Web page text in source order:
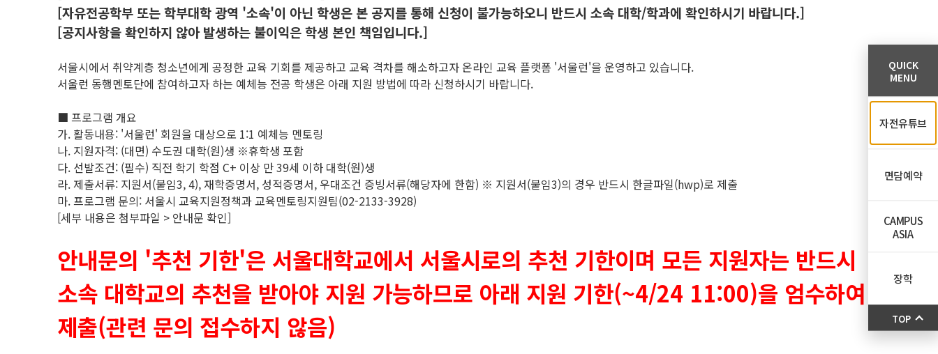
[자유전공학부 또는 학부대학 광역 '소속'이 아닌 학생은 본 공지를 통해 신청이 불가능하오니 반드시 소속 대학/학과에 확인하시기 바랍니다.]
[공지사항을 확인하지 않아 발생하는 불이익은 학생 본인 책임입니다.]
서울시에서 취약계층 청소년에게 공정한 교육 기회를 제공하고 교육 격차를 해소하고자 온라인 교육 플랫폼 '서울런'을 운영하고 있습니다.
서울런 동행멘토단에 참여하고자 하는 예체능 전공 학생은 아래 지원 방법에 따라 신청하시기 바랍니다.
■ 프로그램 개요
가. 활동내용: '서울런' 회원을 대상으로 1:1 예체능 멘토링
나. 지원자격: (대면) 수도권 대학(원)생 ※휴학생 포함
다. 선발조건: (필수) 직전 학기 학점 C+ 이상 만 39세 이하 대학(원)생
라. 제출서류: 지원서(붙임3, 4), 재학증명서, 성적증명서, 우대조건 증빙서류(해당자에 한함) ※ 지원서(붙임3)의 경우 반드시 한글파일(hwp)로 제출
마. 프로그램 문의: 서울시 교육지원정책과 교육멘토링지원팀(02-2133-3928)
[세부 내용은 첨부파일 > 안내문 확인]
안내문의 '추천 기한'은 서울대학교에서 서울시로의 추천 기한이며 모든 지원자는 반드시
소속 대학교의 추천을 받아야 지원 가능하므로 아래 지원 기한(~4/24 11:00)을 엄수하여
제출(관련 문의 접수하지 않음)
QUICK
MENU
자전유튜브
면담예약
CAMPUS
ASIA
장학
TOP